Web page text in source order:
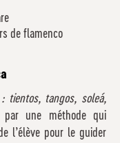
de flamenco
tientos, tangos, soleá,
une méthode qui
l’élève pour le guider